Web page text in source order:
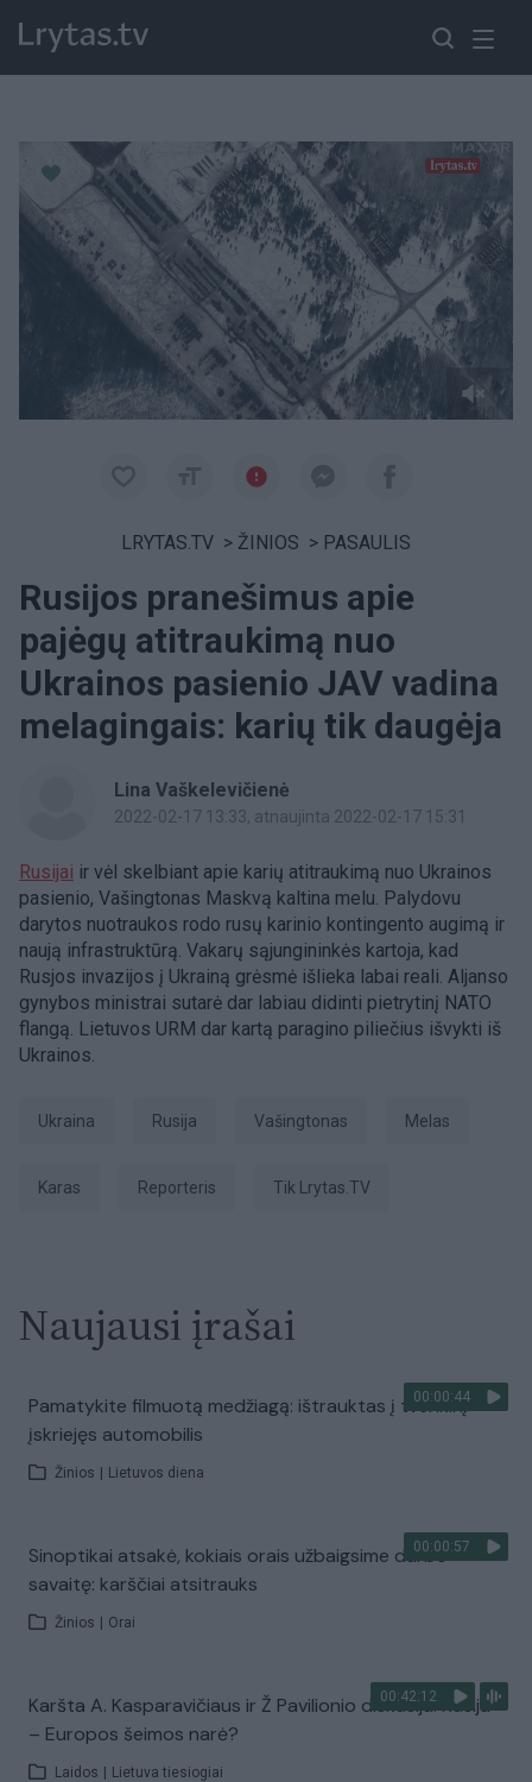
Paremkite Ukrainą
LRYTAS.TV > ŽINIOS > PASAULIS
Rusijos pranešimus apie
pajėgų atitraukimą nuo
Ukrainos pasienio JAV vadina
melagingais: karių tik daugėja
Lina Vaškelevičienė
2022-02-17 13:33, atnaujinta 2022-02-17 15:31
Rusijai ir vėl skelbiant apie karių atitraukimą nuo Ukrainos
pasienio, Vašingtonas Maskvą kaltina melu. Palydovu
darytos nuotraukos rodo rusų karinio kontingento augimą ir
naują infrastruktūrą. Vakarų sąjungininkės kartoja, kad
Rusjos invazijos į Ukrainą grėsmė išlieka labai reali. Aljanso
gynybos ministrai sutarė dar labiau didinti pietrytinį NATO
flangą. Lietuvos URM dar kartą paragino piliečius išvykti iš
Ukrainos.
Ukraina Rusija Vašingtonas melas
Karas Reporteris tik Lrytas.TV
Naujausi įrašai
00:00:44
Pamatykite filmuotą medžiagą: ištrauktas į tvenkinį
įskriejęs automobilis
Žinios Lietuvos diena
00:00:57
Sinoptikai atsakė, kokiais orais užbaigsime darbo
savaitę: karščiai atsitrauks
Žinios Orai
00:42:12
Karšta A. Kasparavičiaus ir Ž Pavilionio diskusija: Rusija
– Europos šeimos narė?
Laidos Lietuva tiesiogiai